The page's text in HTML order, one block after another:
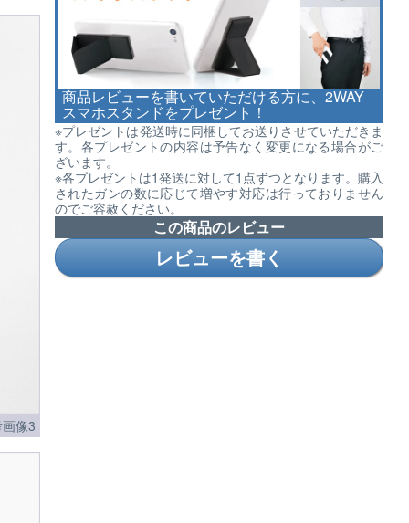
商品レビューを書いていただける方に、2WAY
スマホスタンドをプレゼント！
※プレゼントは発送時に同梱してお送りさせていただきま
す。各プレゼントの内容は予告なく変更になる場合がご
ざいます。
※各プレゼントは1発送に対して1点ずつとなります。購入
されたガンの数に応じて増やす対応は行っておりません
のでご容赦ください。
この商品のレビュー
レビューを書く
像3